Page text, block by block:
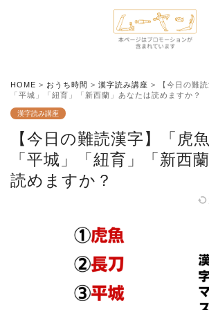
HOME > おうち時間 > 漢字読み講座 >
【今日の難
「平城」「紐育」「新西蘭」あなたは読めますか？
漢字読み講座
【今日の難読漢字】「虎
「平城」「紐育」「新西
読めますか？